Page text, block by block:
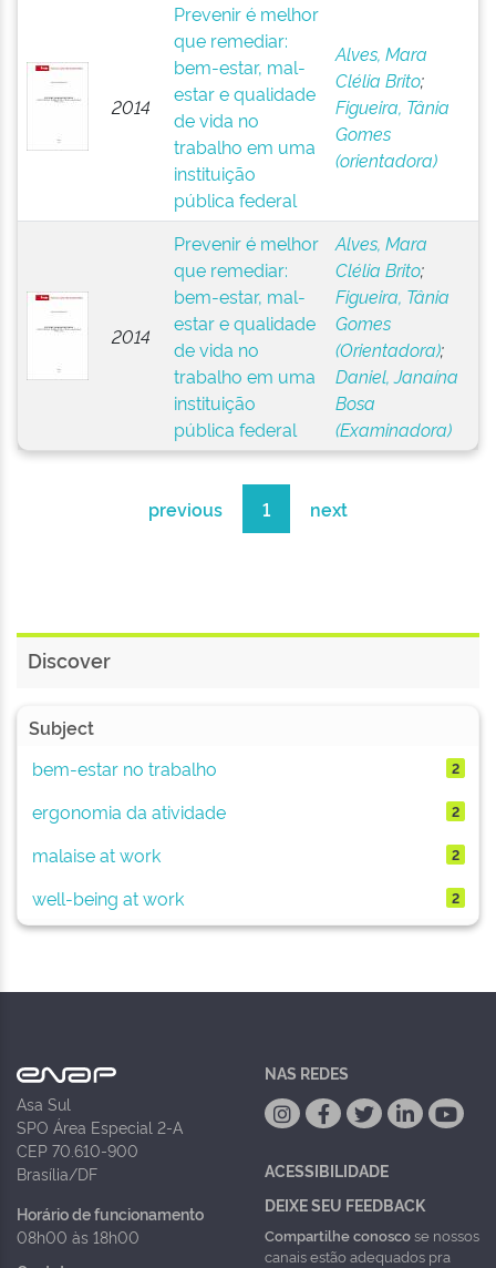
2014
Prevenir é melhor
que remediar:
bem-estar, mal-
estar e qualidade
de vida no
trabalho em uma
instituição
pública federal
Alves, Mara
Clélia Brito;
Figueira, Tânia
Gomes
(orientadora)
2014
Prevenir é melhor
que remediar:
bem-estar, mal-
estar e qualidade
de vida no
trabalho em uma
instituição
pública federal
Alves, Mara
Clélia Brito;
Figueira, Tânia
Gomes
(Orientadora);
Daniel, Janaína
Bosa
(Examinadora)
previous 1 next
Discover
Subject
bem-estar no trabalho
2
ergonomia da atividade 2
malaise at work 2
well-being at work 2
Asa Sul
SPO Área Especial 2-A
CEP 70.610-900
Brasília/DF
Horário de funcionamento
08h00 às 18h00
NAS REDES
ACESSIBILIDADE
DEIXE SEU FEEDBACK
Compartilhe conoscose nossos
canais estão adequados pra